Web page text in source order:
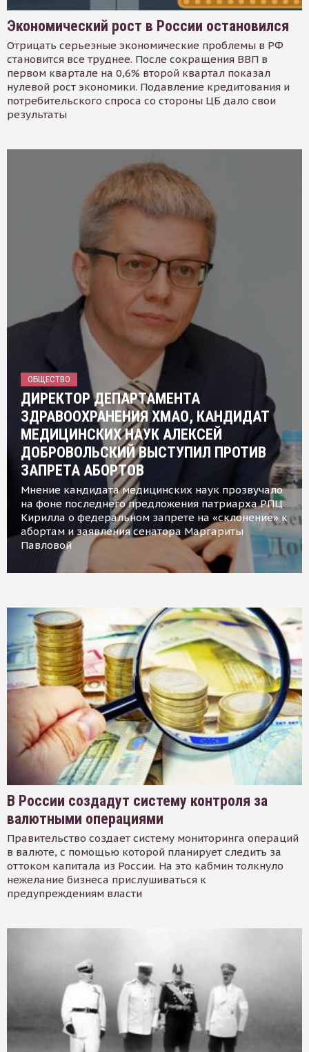
Экономический рост в России остановился
Отрицать серьезные экономические проблемы в РФ
становится все труднее. После сокращения ВВП в
первом квартале на 0,6% второй квартал показал
нулевой рост экономики. Подавление кредитования и
потребительского спроса со стороны ЦБ дало свои
результаты
ОБЩЕСТВО
ДИРЕКТОР ДЕПАРТАМЕНТА
ЗДРАВООХРАНЕНИЯ ХМАО, КАНДИДАТ
МЕДИЦИНСКИХ НАУК АЛЕКСЕЙ
ДОБРОВОЛЬСКИЙ ВЫСТУПИЛ ПРОТИВ
ЗАПРЕТА АБОРТОВ
Мнение кандидата медицинских наук прозвучало
на фоне последнего предложения патриарха РПЦ
Кирилла о федеральном запрете на «склонение» к
абортам и заявления сенатора Маргариты
Павловой
В России создадут систему контроля за
валютными операциями
Правительство создает систему мониторинга операций
в валюте, с помощью которой планирует следить за
оттоком капитала из России. На это кабмин толкнуло
нежелание бизнеса прислушиваться к
предупреждениям власти